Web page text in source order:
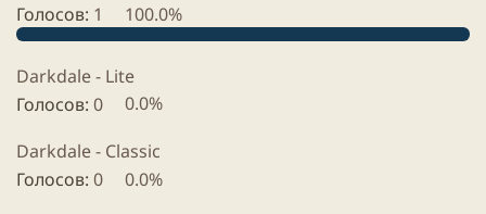
Голосов: 1 100.0%
Darkdale - Lite
Голосов: 0
0.0%
Darkdale - Classic
Голосов: 0
0.0%